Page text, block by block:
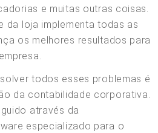
e muitas outras coisas.
da loja implementa todas as
os melhores resultados para
todos esses problemas é
da contabilidade corporativa.
através da
especializado para o